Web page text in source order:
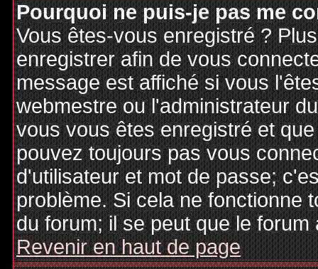
Pourquoi ne puis-je pas me
Vous êtes-vous enregistré ?
enregistrer afin de vous
message est affiché si vous
webmestre ou l'administrateur
vous vous êtes enregistré et
pouvez toujours pas vous
d'utilisateur et mot de passe;
problème. Si cela ne fonctionne
du forum; il se peut que le
Revenir en haut de page